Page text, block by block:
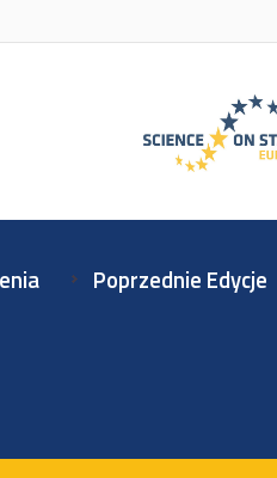
Poprzednie Edycje